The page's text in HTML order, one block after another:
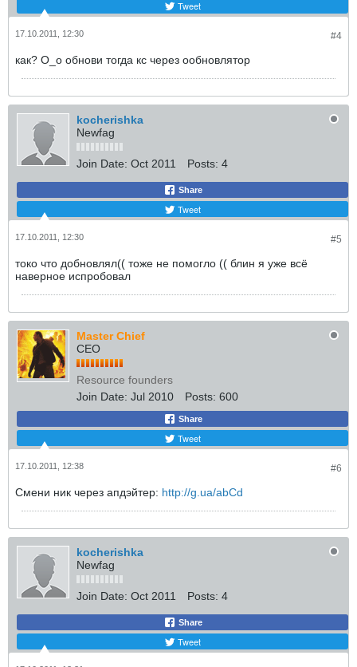
Tweet
#4
17.10.2011, 12:30
как? О_о обнови тогда кс через ообновлятор
kocherishka
Newfag
Join Date: Oct 2011 Posts: 4
Share
Tweet
#5
17.10.2011, 12:30
токо что добновлял(( тоже не помогло (( блин я уже всё
наверное испробовал
Master Chief
CEO
Resource founders
Join Date: Jul 2010 Posts: 600
Share
Tweet
#6
17.10.2011, 12:38
Смени ник через апдэйтер: http://g.ua/abCd
kocherishka
Newfag
Join Date: Oct 2011 Posts: 4
Share
Tweet